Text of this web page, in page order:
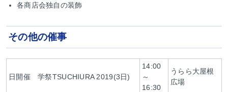
各商店会独自の装飾
その他の催事
日開催 学祭TSUCHIURA 2019(3日)
14:00
～
16:30
うらら大屋根
広場